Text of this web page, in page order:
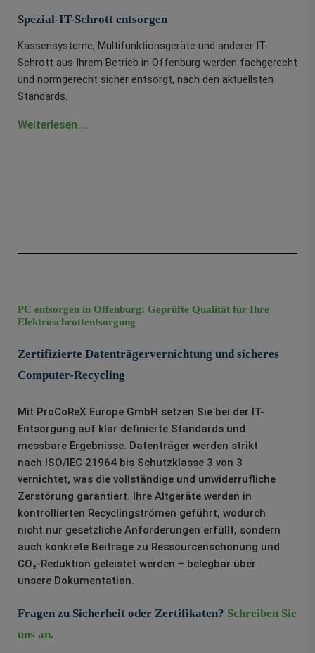
Spezial-IT-Schrott entsorgen
Kassensysteme, Multifunktionsgeräte und anderer IT-
Schrott aus Ihrem Betrieb in Offenburg werden fachgerecht
und normgerecht sicher entsorgt, nach den aktuellsten
Standards.
Weiterlesen....
PC entsorgen in Offenburg: Geprüfte Qualität für Ihre
Elektroschrottentsorgung
Zertifizierte Datenträgervernichtung und sicheres
Computer-Recycling
Mit ProCoReX Europe GmbH setzen Sie bei der IT-
Entsorgung auf klar definierte Standards und
messbare Ergebnisse. Datenträger werden strikt
nach ISO/IEC 21964 bis Schutzklasse 3 von 3
vernichtet, was die vollständige und unwiderrufliche
Zerstörung garantiert. Ihre Altgeräte werden in
kontrollierten Recyclingströmen geführt, wodurch
nicht nur gesetzliche Anforderungen erfüllt, sondern
auch konkrete Beiträge zu Ressourcenschonung und
CO₂-Reduktion geleistet werden – belegbar über
unsere Dokumentation.
Fragen zu Sicherheit oder Zertifikaten? Schreiben Sie
uns an.